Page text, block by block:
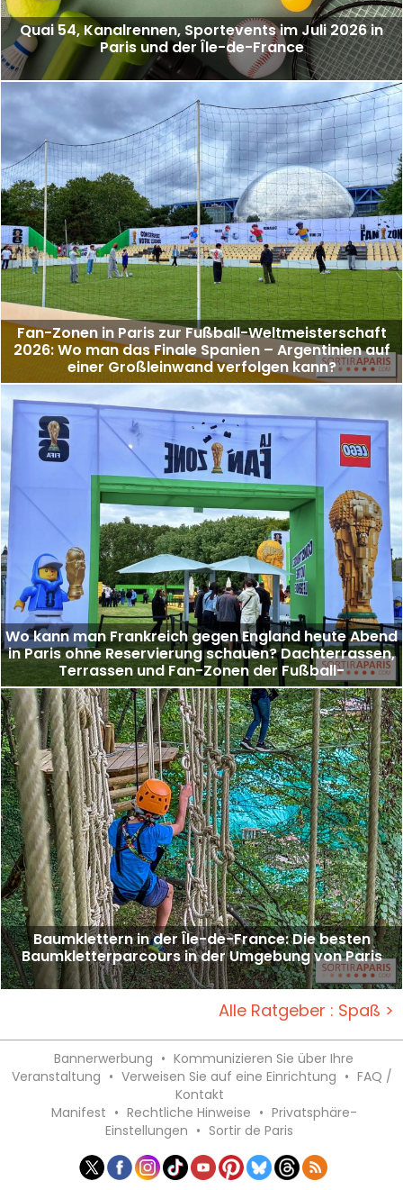
Quai 54, Kanalrennen, Sportevents im Juli 2026 in
Paris und der Île-de-France
Fan-Zonen in Paris zur Fußball-Weltmeisterschaft
2026: Wo man das Finale Spanien – Argentinien auf
einer Großleinwand verfolgen kann?
Wo kann man Frankreich gegen England heute Abend
in Paris ohne Reservierung schauen? Dachterrassen,
Terrassen und Fan-Zonen der Fußball-
Weltmeisterschaft
Baumklettern in der Île-de-France: Die besten
Baumkletterparcours in der Umgebung von Paris
Alle Ratgeber : Spaß >
Bannerwerbung • Kommunizieren Sie über Ihre
Veranstaltung • Verweisen Sie auf eine Einrichtung • FAQ /
Kontakt
Manifest • Rechtliche Hinweise • Privatsphäre-
Einstellungen • Sortir de Paris